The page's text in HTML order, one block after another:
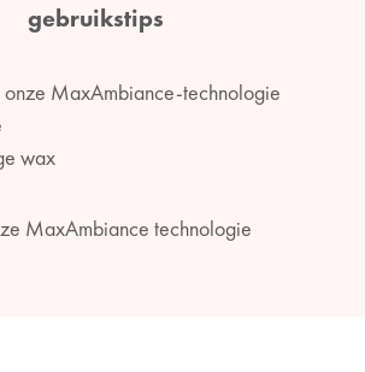
gebruikstips
MaxAmbiance-technologie
wax
MaxAmbiance technologie